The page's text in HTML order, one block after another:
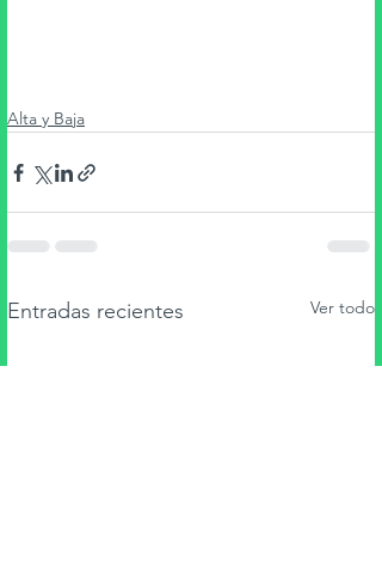
Alta y Baja
Entradas recientes Ver todo